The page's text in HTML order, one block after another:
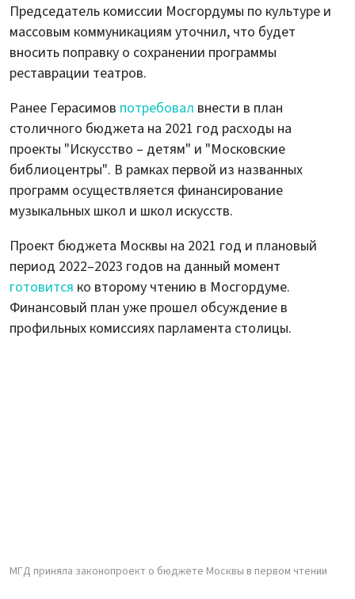
Председатель комиссии Мосгордумы по культуре и
массовым коммуникациям уточнил, что будет
вносить поправку о сохранении программы
реставрации театров.
Ранее Герасимов потребовал внести в план
столичного бюджета на 2021 год расходы на
проекты "Искусство – детям" и "Московские
библиоцентры". В рамках первой из названных
программ осуществляется финансирование
музыкальных школ и школ искусств.
Проект бюджета Москвы на 2021 год и плановый
период 2022–2023 годов на данный момент
готовится ко второму чтению в Мосгордуме.
Финансовый план уже прошел обсуждение в
профильных комиссиях парламента столицы.
МГД приняла законопроект о бюджете Москвы в первом чтении